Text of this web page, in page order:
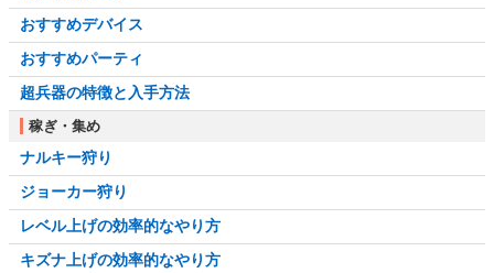
おすすめデバイス
おすすめパーティ
超兵器の特徴と入手方法
稼ぎ・集め
ナルキー狩り
ジョーカー狩り
レベル上げの効率的なやり方
キズナ上げの効率的なやり方